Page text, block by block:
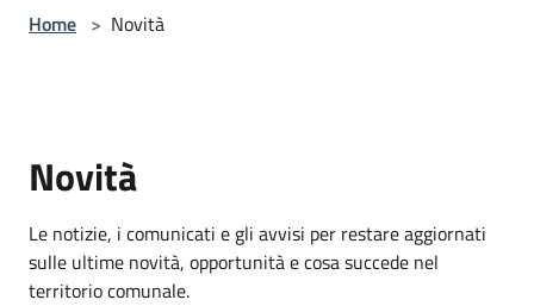
Home > Novità
Novità
Le notizie, i comunicati e gli avvisi per restare aggiornati
sulle ultime novità, opportunità e cosa succede nel
territorio comunale.